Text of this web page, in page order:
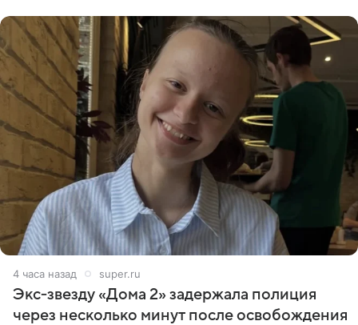
4 часа назад super.ru
Экс‑звезду «Дома 2» задержала полиция
через несколько минут после освобождения